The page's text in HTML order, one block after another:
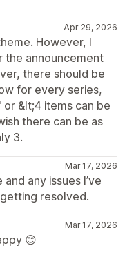
Apr 29, 2026
However, I
the announcement
there should be
for every series,
&lt;4 items can be
there can be as
3.
Mar 17, 2026
any issues I’ve
resolved.
Mar 17, 2026
😊